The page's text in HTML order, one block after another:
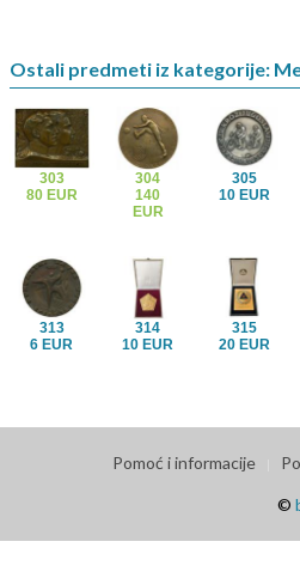
Ostali predmeti iz kategorije:
303
80 EUR
304
140
EUR
305
10 EUR
313
6 EUR
314
10 EUR
315
20 EUR
Pomoć i informacije
©